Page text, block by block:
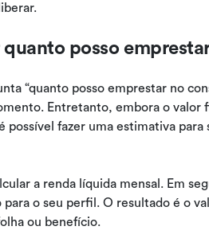
posso
“quanto posso emprestar no
Entretanto, embora o valor
possível fazer uma estimativa
a renda líquida mensal. Em
o seu perfil. O resultado é o
ou benefício.